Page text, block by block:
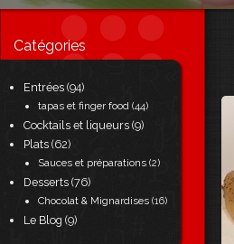
Catégories
Entrées (94)
tapas et finger food (44)
Cocktails et liqueurs (9)
Plats (62)
Sauces et préparations (2)
Desserts (76)
Chocolat & Mignardises (16)
Le Blog (9)